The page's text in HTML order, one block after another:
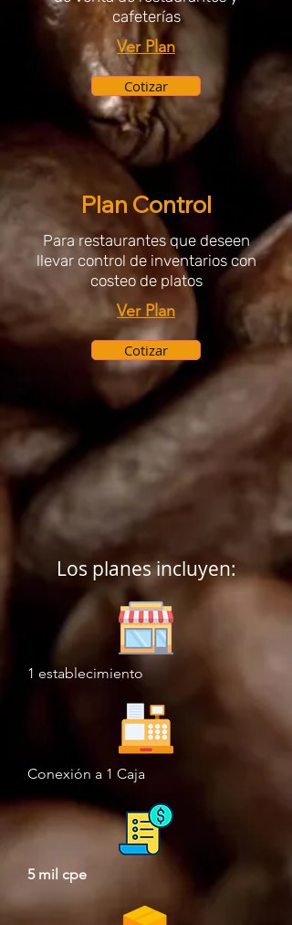
cafeterías
Ver Plan
Cotizar
Plan Control
Para restaurantes que deseen
llevar control de inventarios con
costeo de platos
Ver Plan
Cotizar
Los planes incluyen:
1 establecimiento
Conexión a 1 Caja
5 mil cpe